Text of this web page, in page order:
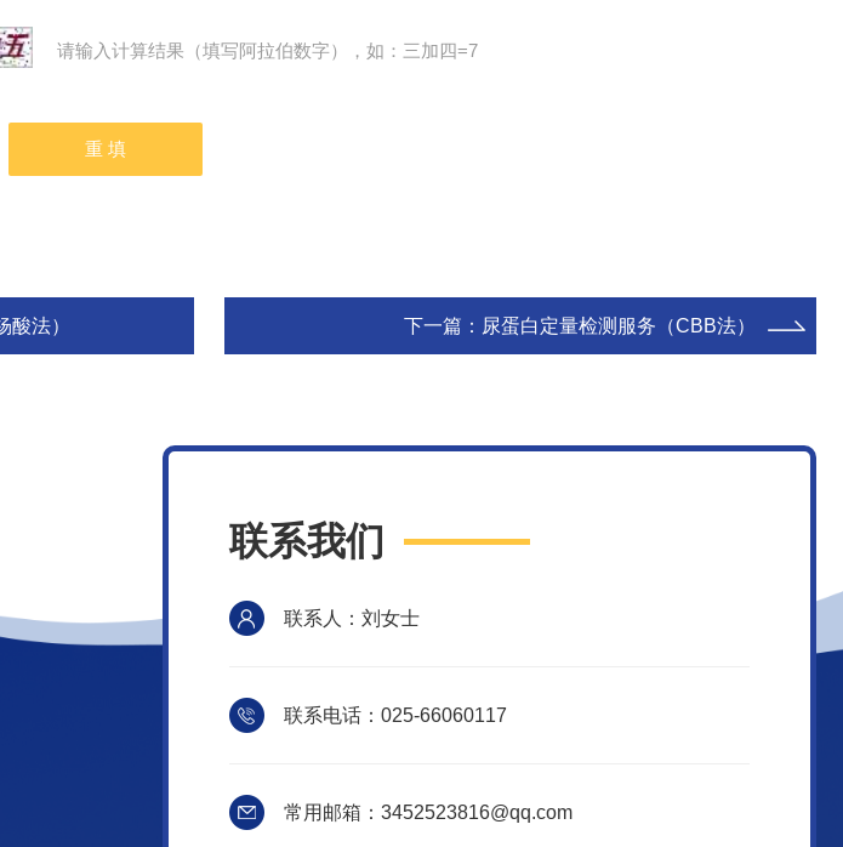
请输入计算结果（填写阿拉伯数字），如：三加四=7
法） 下一篇： 尿蛋白定量检测服务（CBB法）
联系我们
联系人：刘女士
联系电话：025-66060117
常用邮箱：3452523816@qq.com